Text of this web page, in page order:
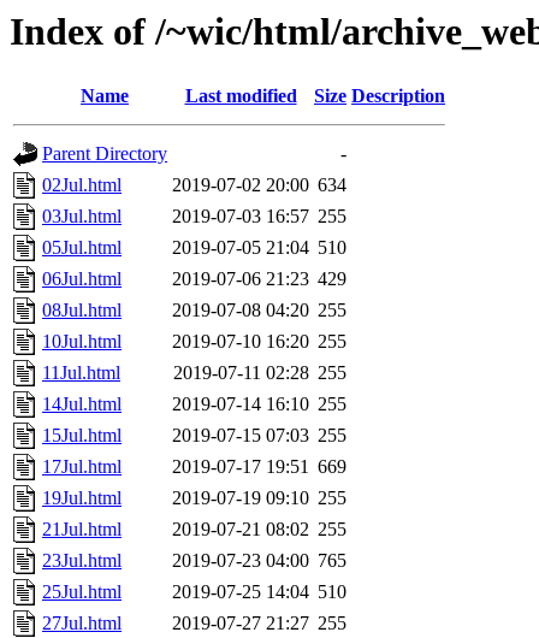
Index of /~wic/html/
Name Last modified Size Description
Parent Directory
-
02Jul.html
2019-07-02 20:00 634
03Jul.html
2019-07-03 16:57 255
05Jul.html
2019-07-05 21:04 510
06Jul.html
2019-07-06 21:23 429
08Jul.html
2019-07-08 04:20 255
10Jul.html
2019-07-10 16:20 255
11Jul.html
2019-07-11 02:28 255
14Jul.html
2019-07-14 16:10 255
15Jul.html
2019-07-15 07:03 255
17Jul.html
2019-07-17 19:51 669
19Jul.html
2019-07-19 09:10 255
21Jul.html
2019-07-21 08:02 255
23Jul.html
2019-07-23 04:00 765
25Jul.html
2019-07-25 14:04 510
27Jul.html
2019-07-27 21:27 255